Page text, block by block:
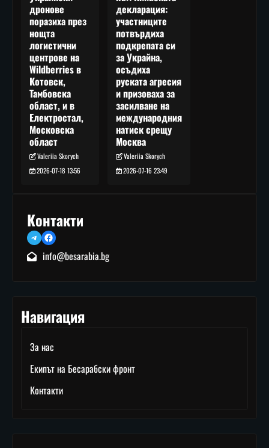
дронове
поразиха през
нощта
логистични
центрове на
Wildberries в
Котовск,
Тамбовска
област, и в
Електростал,
Московска
област
Valeriia Skorych
2026-07-18 13:56
декларация:
участниците
потвърдиха
подкрепата си
за Украйна,
осъдиха
руската агресия
и призоваха за
засилване на
международния
натиск срещу
Москва
Valeriia Skorych
2026-07-16 23:49
Контакти
TelegramFacebook
info@besarabia.bg
Навигация
За нас
Екипът на Бесарабски фронт
Контакти